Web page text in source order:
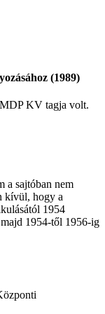
(1989)
KV tagja volt.
a sajtóban nem
kívül, hogy a
1954
1954-től 1956-ig